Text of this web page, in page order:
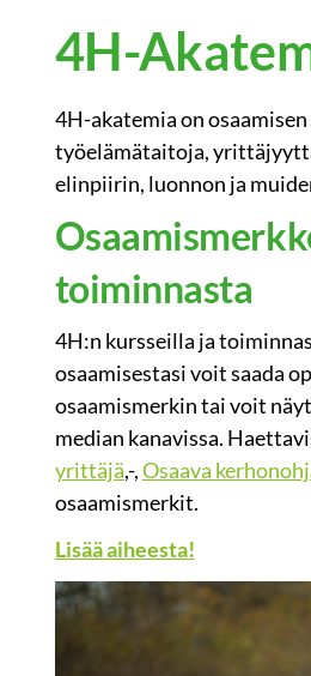
4H-
4H-akatemia on
työelämätaitoja,
elinpiirin, luonnon ja
toiminnasta
4H:n kursseilla ja
osaamisestasi voit saada
osaamismerkin tai voit
median kanavissa.
yrittäjä,-,Osaava
osaamismerkit.
Lisää aiheesta!